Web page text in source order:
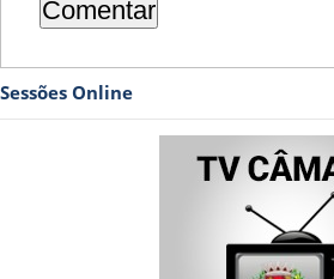
Sessões Online